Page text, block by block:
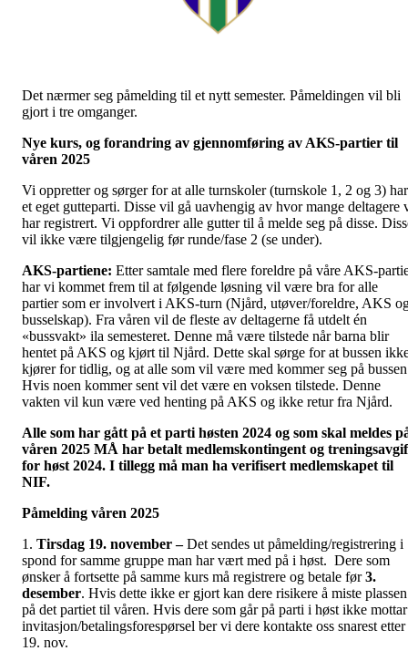
Det nærmer seg påmelding til et nytt semester. Påmeldingen vil bli
gjort i tre omganger.
Nye kurs, og forandring av gjennomføring av AKS-partier til
våren 2025
Vi oppretter og sørger for at alle turnskoler (turnskole 1, 2 og 3) har
et eget gutteparti. Disse vil gå uavhengig av hvor mange deltagere
har registrert. Vi oppfordrer alle gutter til å melde seg på disse.
vil ikke være tilgjengelig før runde/fase 2 (se under).
AKS-partiene: Etter samtale med flere foreldre på våre AKS-
har vi kommet frem til at følgende løsning vil være bra for alle
partier som er involvert i AKS-turn (Njård, utøver/foreldre, AKS
busselskap). Fra våren vil de fleste av deltagerne få utdelt én
«bussvakt» ila semesteret. Denne må være tilstede når barna blir
hentet på AKS og kjørt til Njård. Dette skal sørge for at bussen
kjører for tidlig, og at alle som vil være med kommer seg på
Hvis noen kommer sent vil det være en voksen tilstede. Denne
vakten vil kun være ved henting på AKS og ikke retur fra Njård.
Alle som har gått på et parti høsten 2024 og som skal meldes
våren 2025 MÅ har betalt medlemskontingent og
for høst 2024. I tillegg må man ha verifisert medlemskapet til
NIF.
Påmelding våren 2025
1. Tirsdag 19. november –Det sendes ut påmelding/registrering i
spond for samme gruppe man har vært med på i høst. Dere som
ønsker å fortsette på samme kurs må registrere og betale før3.
desember. Hvis dette ikke er gjort kan dere risikere å miste plassen
på det partiet til våren. Hvis dere som går på parti i høst ikke mottar
invitasjon/betalingsforespørsel ber vi dere kontakte oss snarest etter
19. nov.